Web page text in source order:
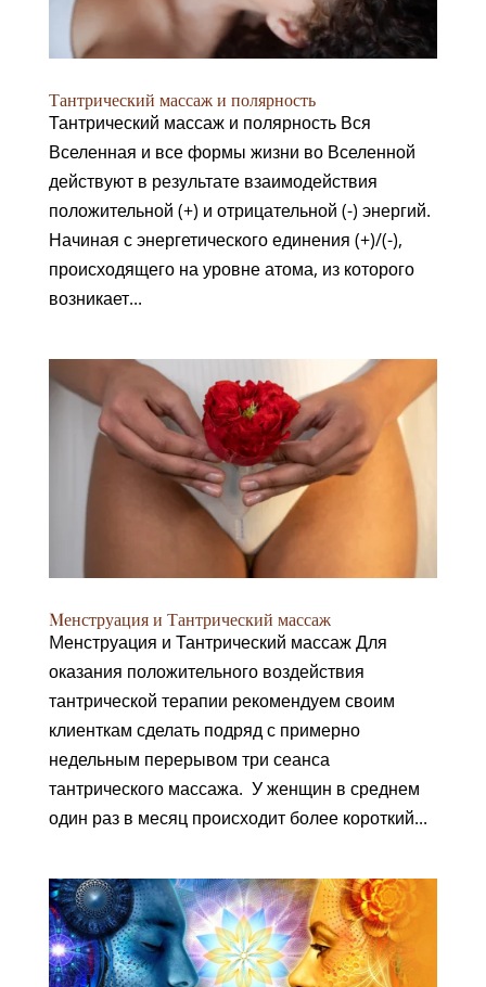
Тантрический массаж и полярность
Тантрический массаж и полярность Вся
Вселенная и все формы жизни во Вселенной
действуют в результате взаимодействия
положительной (+) и отрицательной (-) энергий.
Начиная с энергетического единения (+)/(-),
происходящего на уровне атома, из которого
возникает...
Mенструация и Тантрический массаж
Mенструация и Тантрический массаж Для
оказания положительного воздействия
тантрической терапии рекомендуем своим
клиенткам сделать подряд с примерно
недельным перерывом три сеанса
тантрического массажа. У женщин в среднем
один раз в месяц происходит более короткий...